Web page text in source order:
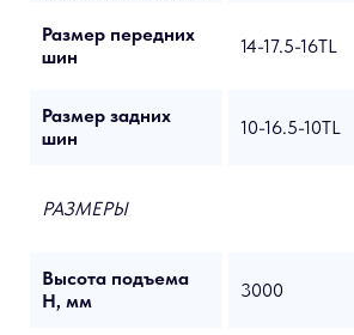
Размер передних
шин
14-17.5-16TL
Размер задних
шин
10-16.5-10TL
РАЗМЕРЫ
Высота подъема
H, мм
3000